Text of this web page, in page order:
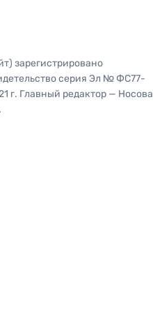
зарегистрировано
серия Эл № ФС77-
г. Главный редактор — Носова